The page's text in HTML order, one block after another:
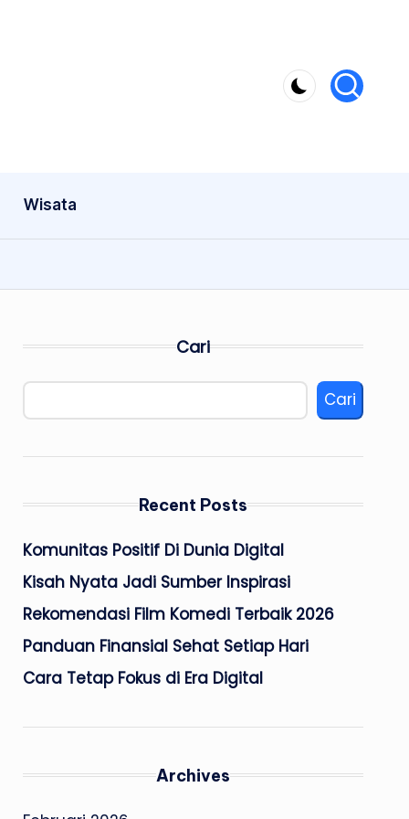
Wisata
Cari
Cari
Recent Posts
Komunitas Positif Di Dunia Digital
Kisah Nyata Jadi Sumber Inspirasi
Rekomendasi Film Komedi Terbaik 2026
Panduan Finansial Sehat Setiap Hari
Cara Tetap Fokus di Era Digital
Archives